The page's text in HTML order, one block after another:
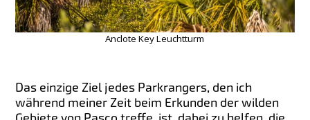
Anclote Key Leuchtturm
Das einzige Ziel jedes Parkrangers, den ich
während meiner Zeit beim Erkunden der wilden